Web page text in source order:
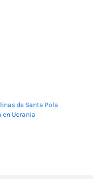
de Santa Pola
en Ucrania